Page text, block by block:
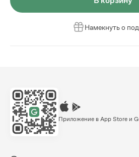
Намекнуть о
Приложение в App Store и